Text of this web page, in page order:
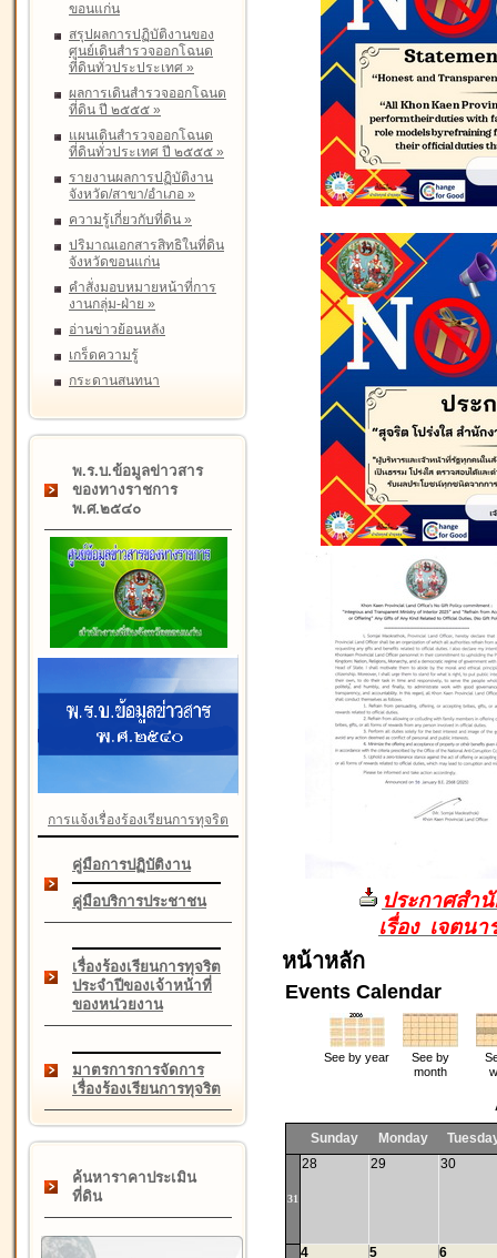
ขอนแก่น
สรุปผลการปฏิบัติงานของ
ศูนย์เดินสำรวจออกโฉนด
ที่ดินทั่วประประเทศ »
ผลการเดินสำรวจออกโฉนด
ที่ดิน ปี ๒๕๕๕ »
แผนเดินสำรวจออกโฉนด
ที่ดินทั่วประเทศ ปี ๒๕๕๕ »
รายงานผลการปฏิบัติงาน
จังหวัด/สาขา/อำเภอ »
ความรู้เกี่ยวกับที่ดิน »
ปริมาณเอกสารสิทธิในที่ดิน
จังหวัดขอนแก่น
คำสั่งมอบหมายหน้าที่การ
งานกลุ่ม-ฝ่าย »
อ่านข่าวย้อนหลัง
เกร็ดความรู้
กระดานสนทนา
พ.ร.บ.ข้อมูลข่าวสาร
ของทางราชการ
พ.ศ.๒๕๔๐
การแจ้งเรื่องร้องเรียนการทุจริต
คู่มือการปฏิบัติงาน
คู่มือบริการประชาชน
เรื่องร้องเรียนการทุจริต
ประจำปีของเจ้าหน้าที่
ของหน่วยงาน
มาตรการการจัดการ
เรื่องร้องเรียนการทุจริต
ค้นหาราคาประเมิน
ที่ดิน
ประกาศสำ
เรื่อง เจตน
หน้าหลัก
Events Calendar
See by year
See by
month
Sunday Monday
31
28 29 30
4 5 6